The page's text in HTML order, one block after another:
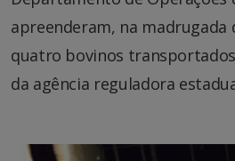
apreenderam, na madrugada
quatro bovinos
da agência reguladora